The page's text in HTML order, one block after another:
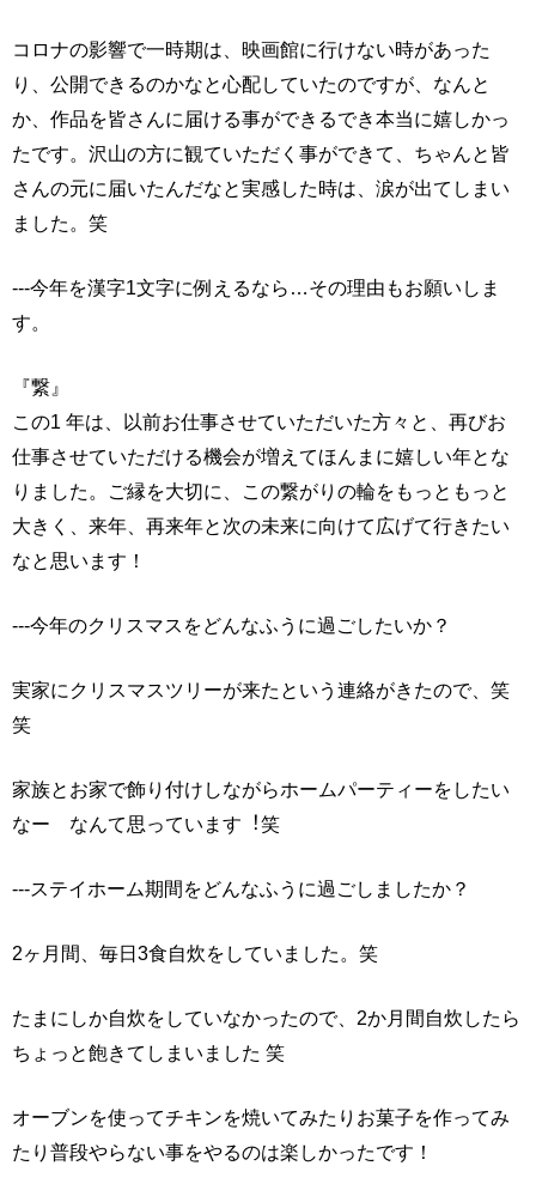
コロナの影響で⼀時期は、映画館に⾏けない時があった
り、公開できるのかなと心配していたのですが、なんと
か、作品を皆さんに届ける事ができるでき本当に嬉しかっ
たです。沢山の方に観ていただく事ができて、ちゃんと皆
さんの元に届いたんだなと実感した時は、涙が出てしまい
ました。笑
---今年を漢字1⽂字に例えるなら…その理由もお願いしま
す。
『繋』
この1 年は、以前お仕事させていただいた方々と、再びお
仕事させていただける機会が増えてほんまに嬉しい年とな
りました。ご縁を⼤切に、この繋がりの輪をもっともっと
⼤きく、来年、再来年と次の未来に向けて広げて⾏きたい
なと思います！
---今年のクリスマスをどんなふうに過ごしたいか？
実家にクリスマスツリーが来たという連絡がきたので、笑
笑
家族とお家で飾り付けしながらホームパーティーをしたい
なー なんて思っています︕笑
---ステイホーム期間をどんなふうに過ごしましたか？
2ヶ月間、毎日3⾷自炊をしていました。笑
たまにしか自炊をしていなかったので、2か月間自炊したら
ちょっと飽きてしまいました 笑
オーブンを使ってチキンを焼いてみたりお菓子を作ってみ
たり普段やらない事をやるのは楽しかったです！